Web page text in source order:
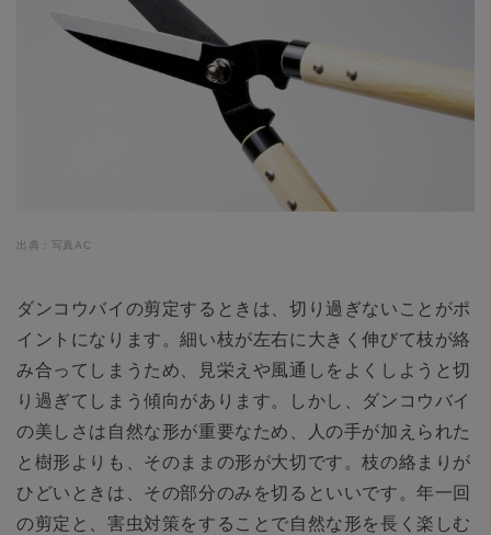
出典：写真AC
ダンコウバイの剪定するときは、切り過ぎないことがポ
イントになります。細い枝が左右に大きく伸びて枝が絡
み合ってしまうため、見栄えや風通しをよくしようと切
り過ぎてしまう傾向があります。しかし、ダンコウバイ
の美しさは自然な形が重要なため、人の手が加えられた
と樹形よりも、そのままの形が大切です。枝の絡まりが
ひどいときは、その部分のみを切るといいです。年一回
の剪定と、害虫対策をすることで自然な形を長く楽しむ